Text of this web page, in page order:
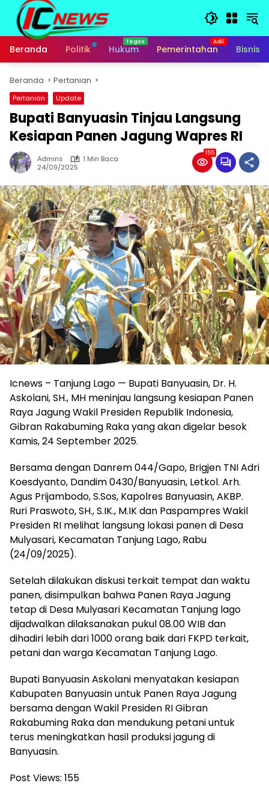
Langsung
konten
Beranda
Politik Hukum Pemerintahan Bisnis
Beranda Pertanian
Pertanian Update
Bupati Banyuasin Tinjau Langsung
Kesiapan Panen Jagung Wapres RI
Admins
1 Min Baca
24/09/2025
155
Icnews – Tanjung Lago — Bupati Banyuasin, Dr. H.
Askolani, SH., MH meninjau langsung kesiapan Panen
Raya Jagung Wakil Presiden Republik Indonesia,
Gibran Rakabuming Raka yang akan digelar besok
Kamis, 24 September 2025.
Bersama dengan Danrem 044/Gapo, Brigjen TNI Adri
Koesdyanto, Dandim 0430/Banyuasin, Letkol. Arh.
Agus Prijambodo, S.Sos, Kapolres Banyuasin, AKBP.
Ruri Praswoto, SH., S.IK., M.IK dan Paspampres Wakil
Presiden RI melihat langsung lokasi panen di Desa
Mulyasari, Kecamatan Tanjung Lago, Rabu
(24/09/2025).
Setelah dilakukan diskusi terkait tempat dan waktu
panen, disimpulkan bahwa Panen Raya Jagung
tetap di Desa Mulyasari Kecamatan Tanjung lago
dijadwalkan dilaksanakan pukul 08.00 WIB dan
dihadiri lebih dari 1000 orang baik dari FKPD terkait,
petani dan warga Kecamatan Tanjung Lago.
Bupati Banyuasin Askolani menyatakan kesiapan
Kabupaten Banyuasin untuk Panen Raya Jagung
bersama dengan Wakil Presiden RI Gibran
Rakabuming Raka dan mendukung petani untuk
terus meningkatkan hasil produksi jagung di
Banyuasin.
Post Views: 155